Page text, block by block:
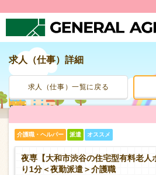
人材派遣サー
転職支援サー
登録から就業
求人（仕事）詳細
求人（仕事）一覧に戻る
介護職・ヘルパー 派遣 オススメ
夜専【大和市渋谷の住宅型有料老人
り1分＜夜勤派遣＞介護職